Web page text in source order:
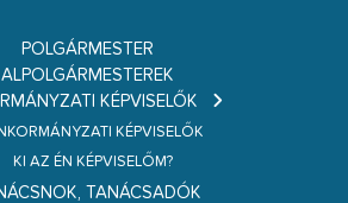
POLGÁRMESTER
ALPOLGÁRMESTEREK
KÉPVISELŐK
KÉPVISELŐK
KI AZ ÉN KÉPVISELŐM?
TANÁCSADÓK